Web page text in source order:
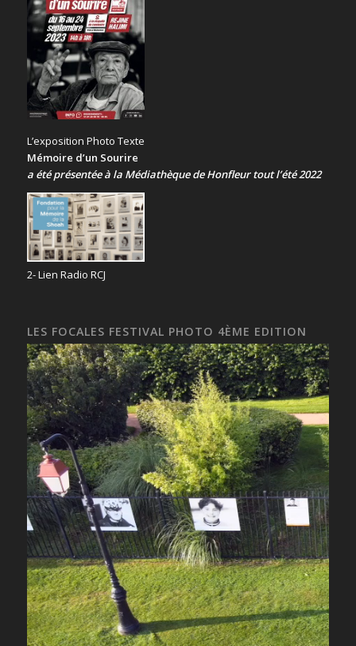
L’exposition Photo Texte
Mémoire d’un Sourire
a été présentéeà la Médiathèque de Honfleur tout l’été 2022
2- Lien Radio RCJ
LES FOCALES FESTIVAL PHOTO 4ÈME EDITION